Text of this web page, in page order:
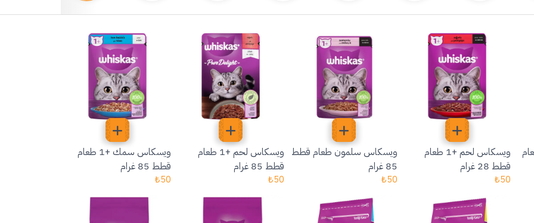
غنم +1 طعام
ويسكاس لحم +1 طعام
قطط 28 غرام
50
₺
ويسكاس سلمون طعام قطط
85 غرام
50
₺
ويسكاس لحم +1 طعام
قطط 85 غرام
50
₺
ويسكاس سمك +1 طعام
قطط 85 غرام
50
₺